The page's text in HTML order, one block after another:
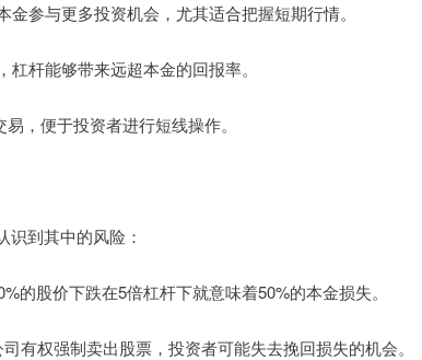
参与更多投资机会，尤其适合把握短期行情。
杆能够带来远超本金的回报率。
，便于投资者进行短线操作。
到其中的风险：
的股价下跌在5倍杠杆下就意味着50%的本金损失。
有权强制卖出股票，投资者可能失去挽回损失的机会。